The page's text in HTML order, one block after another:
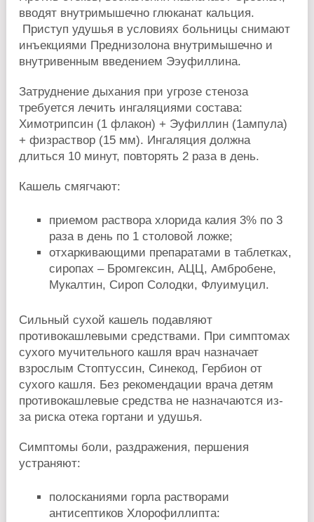
вводят внутримышечно глюканат кальция.
Приступ удушья в условиях больницы снимают
инъекциями Преднизолона внутримышечно и
внутривенным введением Ээуфиллина.
Затруднение дыхания при угрозе стеноза
требуется лечить ингаляциями состава:
Химотрипсин (1 флакон) + Эуфиллин (1ампула)
+ физраствор (15 мм). Ингаляция должна
длиться 10 минут, повторять 2 раза в день.
Кашель смягчают:
приемом раствора хлорида калия 3% по 3
раза в день по 1 столовой ложке;
отхаркивающими препаратами в таблетках,
сиропах – Бромгексин, АЦЦ, Амбробене,
Мукалтин, Сироп Солодки, Флуимуцил.
Сильный сухой кашель подавляют
противокашлевыми средствами. При симптомах
сухого мучительного кашля врач назначает
взрослым Стоптуссин, Синекод, Гербион от
сухого кашля. Без рекомендации врача детям
противокашлевые средства не назначаются из-
за риска отека гортани и удушья.
Симптомы боли, раздражения, першения
устраняют:
полосканиями горла растворами
антисептиков Хлорофиллипта: